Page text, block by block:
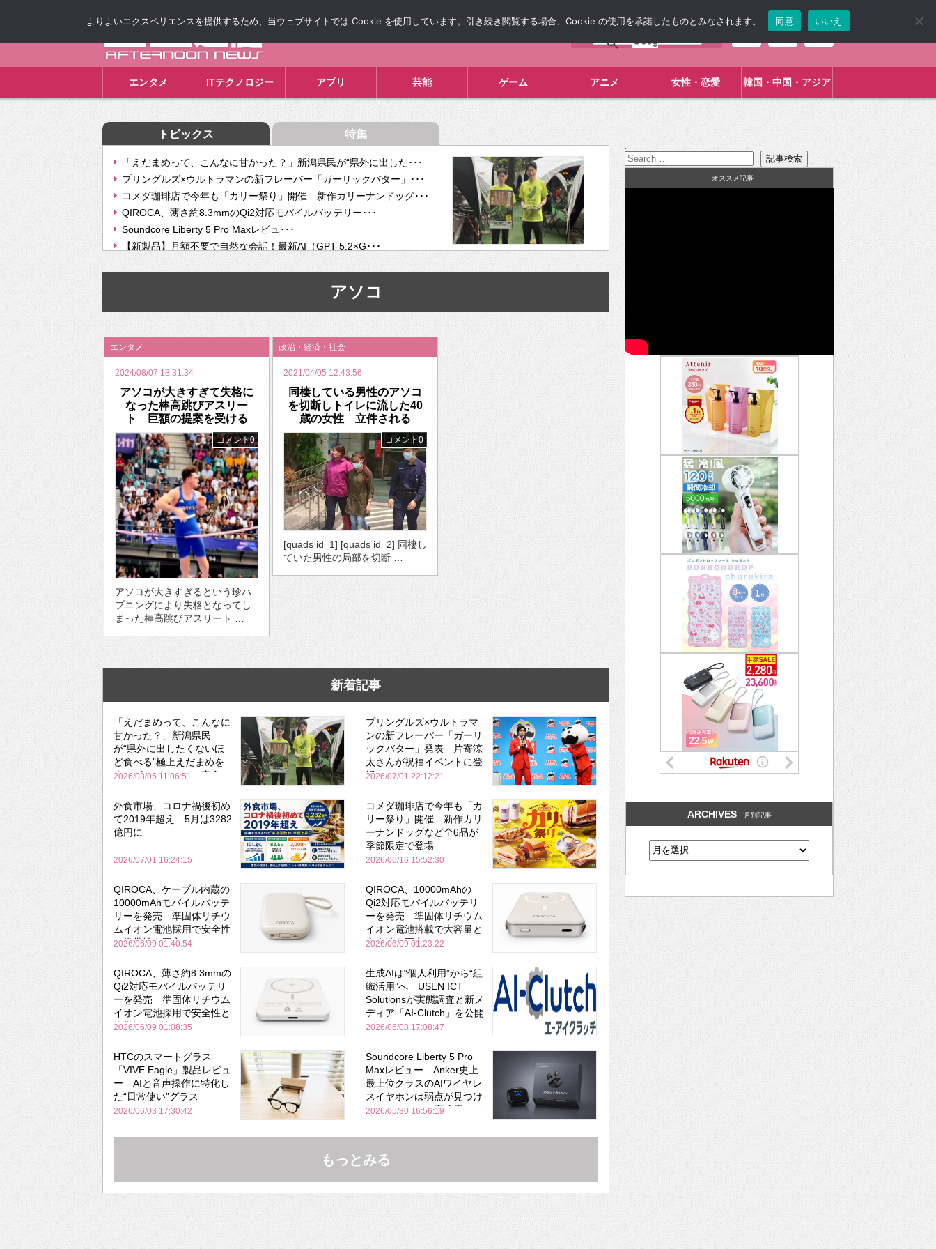
エンタメ ITテクノロジー アプリ 芸能 ゲーム アニメ 女性・恋愛 韓国・中国・アジア
トピックス 特集
「えだまめって、こんなに甘かった？」新潟県民が“県外に出した･･･
プリングルズ×ウルトラマンの新フレーバー「ガーリックバター」･･･
コメダ珈琲店で今年も「カリー祭り」開催 新作カリーナンドッグ･･･
QIROCA、薄さ約8.3mmのQi2対応モバイルバッテリー･･･
Soundcore Liberty 5 Pro Maxレビュ･･･
【新製品】月額不要で自然な会話！最新AI（GPT-5.2×G･･･
【次世代の没入感と生産性】VITURE Luma Ultra･･･
挫折率8割の壁をAIで突破。ジャストシステム、”自分が今話し･･･
2026年のバレンタインは「自分で作って、想いを渡す」 TE･･･
アソコ
エンタメ
2024/08/07 18:31:34
アソコが大きすぎて失格に
なった棒高跳びアスリー
ト 巨額の提案を受ける
コメント0
アソコが大きすぎるという珍ハ
プニングにより失格となってし
まった棒高跳びアスリート …
政治・経済・社会
2021/04/05 12:43:56
同棲している男性のアソコ
を切断しトイレに流した40
歳の女性 立件される
コメント0
[quads id=1] [quads id=2] 同棲し
ていた男性の局部を切断 …
新着記事
「えだまめって、こんなに
甘かった？」新潟県民
が“県外に出したくないほ
ど食べる”極上えだまめを
森のビアガーデンで実食
2026/08/05 11:06:51
プリングルズ×ウルトラマ
ンの新フレーバー「ガーリ
ックバター」発表 片寄涼
太さんが祝福イベントに登
場
2026/07/01 22:12:21
外食市場、コロナ禍後初め
て2019年超え 5月は3282
億円に
2026/07/01 16:24:15
コメダ珈琲店で今年も「カ
リー祭り」開催 新作カリ
ーナンドッグなど全6品が
季節限定で登場
2026/06/16 15:52:30
QIROCA、ケーブル内蔵の
10000mAhモバイルバッテ
リーを発売 準固体リチウ
ムイオン電池採用で安全性
と携帯性を両立
2026/06/09 01:40:54
QIROCA、10000mAhの
Qi2対応モバイルバッテリ
ーを発売 準固体リチウム
イオン電池搭載で大容量と
安全性を両立
2026/06/09 01:23:22
QIROCA、薄さ約8.3mmの
Qi2対応モバイルバッテリ
ーを発売 準固体リチウム
イオン電池採用で安全性と
携帯性を両立
2026/06/09 01:08:35
生成AIは“個人利用”から“組
織活用”へ USEN ICT
Solutionsが実態調査と新メ
ディア「AI-Clutch」を公開
2026/06/08 17:08:47
HTCのスマートグラス
「VIVE Eagle」製品レビュ
ー AIと音声操作に特化し
た“日常使い”グラス
2026/06/03 17:30:42
Soundcore Liberty 5 Pro
Maxレビュー Anker史上
最上位クラスのAIワイヤレ
スイヤホンは弱点が見つけ
づらいくらいの完成度にび
Bose並み
2026/05/30 16:56:19
もっとみる
:
オススメ記事
ARCHIVES 月別記事
よりよいエクスペリエンスを提供するため、当ウェブサイトでは Cookie を使用しています。引き続き閲覧する場合、Cookie の使用を承諾したものとみなされます。 同意 いいえ